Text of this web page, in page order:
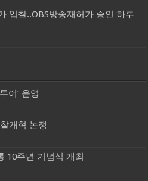
입찰..OBS방송재허가 승인 하루
어’ 운영
개혁 논쟁
10주년 기념식 개최